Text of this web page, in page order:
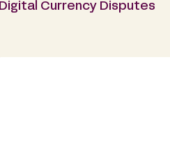
Digital Currency Disputes